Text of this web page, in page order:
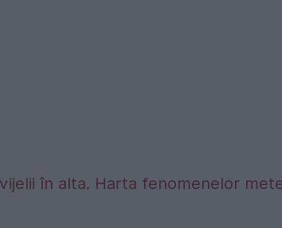
în alta. Harta fenomenelor